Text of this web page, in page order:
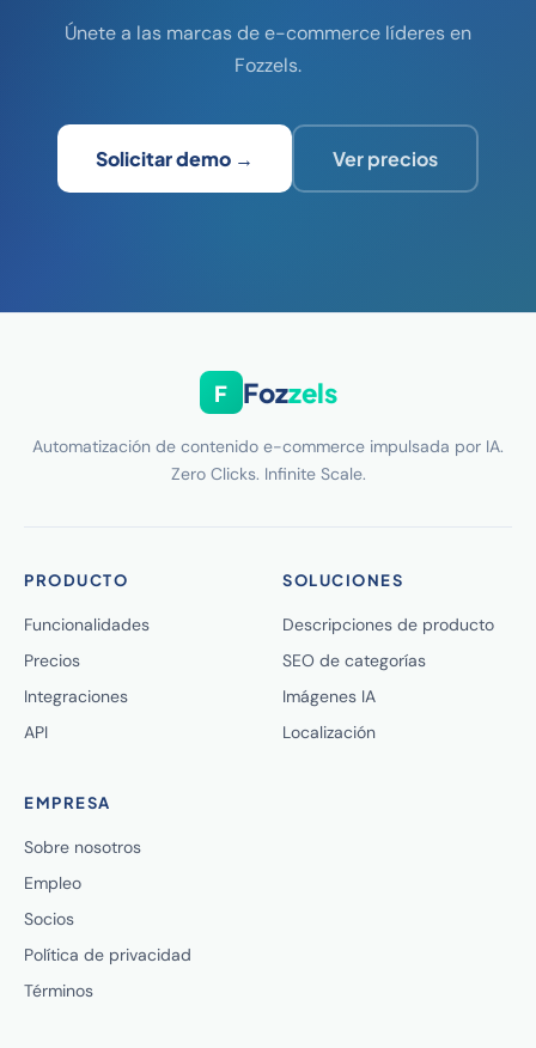
Únete a las marcas de e-commerce líderes en
Fozzels.
Solicitar demo → Ver precios
F Fozzels
Automatización de contenido e-commerce impulsada por IA.
Zero Clicks. Infinite Scale.
PRODUCTO
Funcionalidades
Precios
Integraciones
API
SOLUCIONES
Descripciones de producto
SEO de categorías
Imágenes IA
Localización
EMPRESA
Sobre nosotros
Empleo
Socios
Política de privacidad
Términos